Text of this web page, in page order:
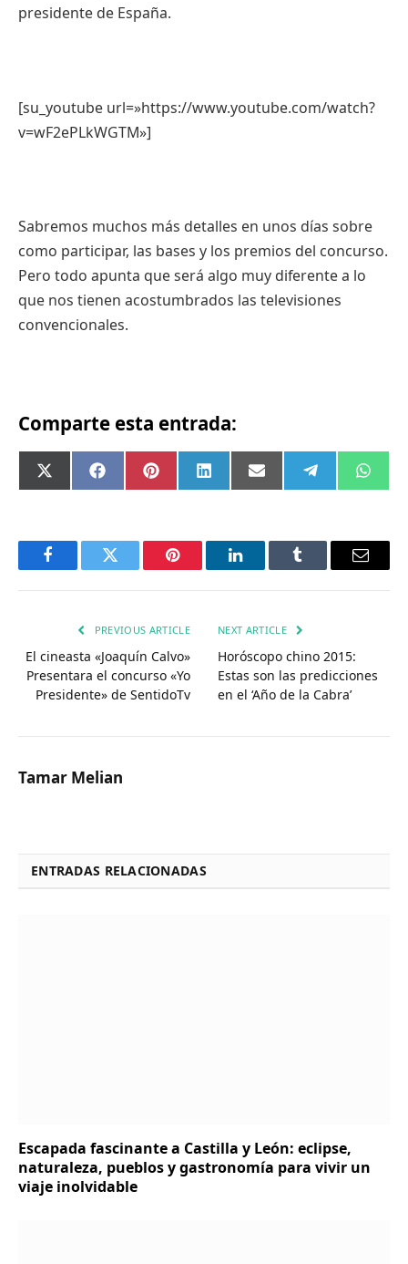
presidente de España.
[su_youtube url=»https://www.youtube.com/watch?
v=wF2ePLkWGTM»]
Sabremos muchos más detalles en unos días sobre
como participar, las bases y los premios del concurso.
Pero todo apunta que será algo muy diferente a lo
que nos tienen acostumbrados las televisiones
convencionales.
Comparte esta entrada:
Compartir
en
X
(Twitter)
Compartir
en
FacebookCompartir
en
PinterestCompartir
en
LinkedInCompartir
en
Email Compartir
en
Telegram
en
FacebookTwitter Pinterest LinkedInTumblr Email
PREVIOUS ARTICLE
El cineasta «Joaquín Calvo»
Presentara el concurso «Yo
Presidente» de SentidoTv
NEXT ARTICLE
Horóscopo chino 2015:
Estas son las predicciones
en el ‘Año de la Cabra’
Tamar Melian
ENTRADAS RELACIONADAS
Escapada fascinante a Castilla y León: eclipse,
naturaleza, pueblos y gastronomía para vivir un
viaje inolvidable